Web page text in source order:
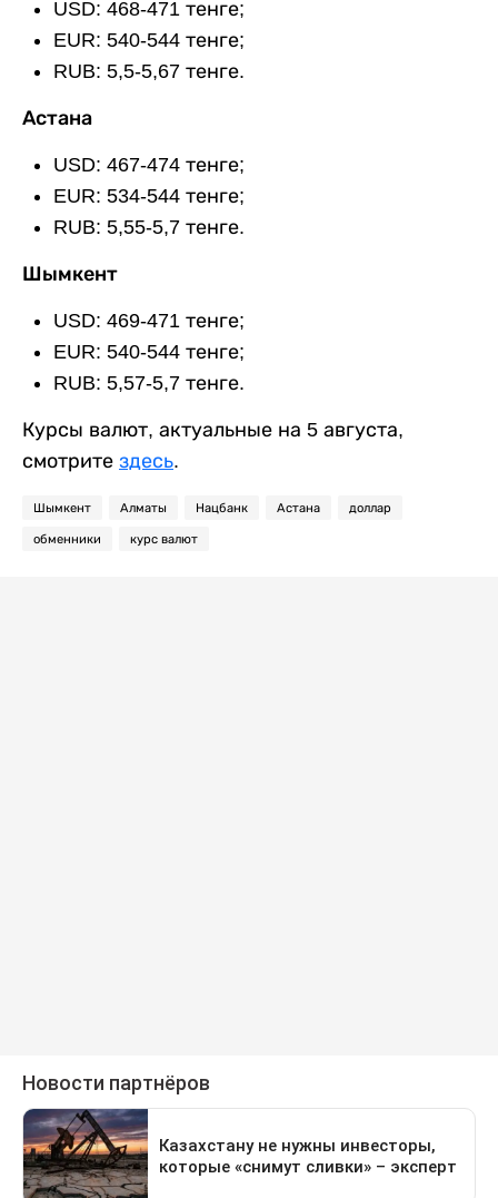
USD: 468-471 тенге;
EUR: 540-544 тенге;
RUB: 5,5-5,67 тенге.
Астана
USD: 467-474 тенге;
EUR: 534-544 тенге;
RUB: 5,55-5,7 тенге.
Шымкент
USD: 469-471 тенге;
EUR: 540-544 тенге;
RUB: 5,57-5,7 тенге.
Курсы валют, актуальные на 5 августа,
смотрите здесь.
Шымкент Алматы Нацбанк Астана доллар
обменники курс валют